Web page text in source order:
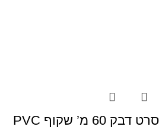
סרט דבק 60 מ’ שקוף PVC